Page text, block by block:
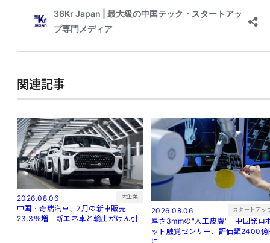
関連記事
2026.08.06 大企業
中国・奇瑞汽車、7月の新車販売
23.3％増 新エネ車と輸出がけん引
2026.08.06 スタートアッ
厚さ3mmの"人工皮膚" 中国発ロ
ット触覚センサー、評価額2400億